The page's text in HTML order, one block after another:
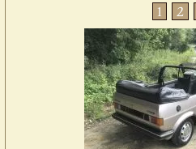
1 2